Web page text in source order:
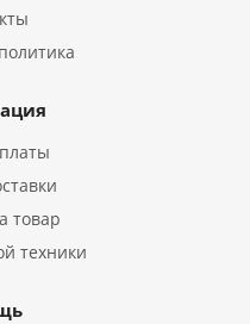
товар
техники